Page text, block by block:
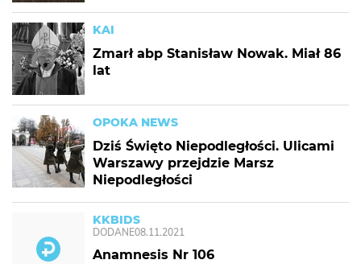
KAI
Zmarł abp Stanisław Nowak. Miał 86
lat
OPOKA NEWS
Dziś Święto Niepodległości. Ulicami
Warszawy przejdzie Marsz
Niepodległości
KKBIDS
DODANE08.11.2021
Anamnesis Nr 106